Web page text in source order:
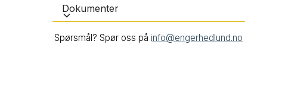
Dokumenter
Spørsmål? Spør oss på info@engerhedlund.no